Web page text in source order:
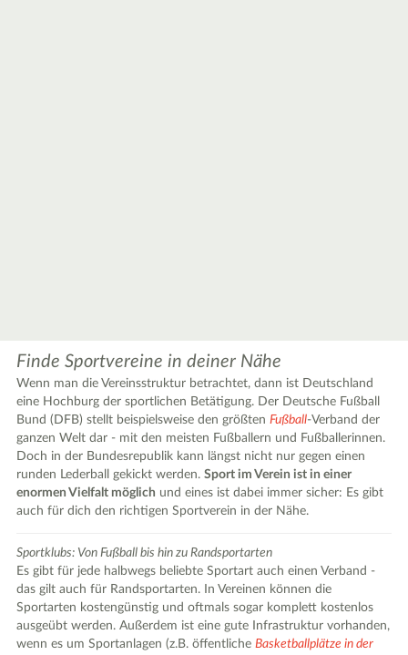
2
Finde Sportvereine in deiner Nähe
Wenn man die Vereinsstruktur betrachtet, dann ist Deutschland
eine Hochburg der sportlichen Betätigung. Der Deutsche Fußball
Bund (DFB) stellt beispielsweise den größtenFußball-Verband der
ganzen Welt dar - mit den meisten Fußballern und Fußballerinnen.
Doch in der Bundesrepublik kann längst nicht nur gegen einen
runden Lederball gekickt werden.Sport im Verein ist in einer
enormen Vielfalt möglich und eines ist dabei immer sicher: Es gibt
auch für dich den richtigen Sportverein in der Nähe.
Sportklubs: Von Fußball bis hin zu Randsportarten
Es gibt für jede halbwegs beliebte Sportart auch einen Verband -
das gilt auch für Randsportarten. In Vereinen können die
Sportarten kostengünstig und oftmals sogar komplett kostenlos
ausgeübt werden. Außerdem ist eine gute Infrastruktur vorhanden,
wenn es um Sportanlagen (z.B. öffentlicheBasketballplätze in der